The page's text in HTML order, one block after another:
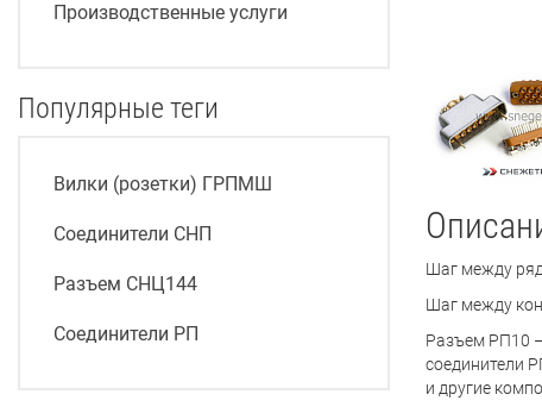
Производственные услуги
Популярные теги
Вилки (розетки) ГРПМШ
Соединители СНП
Разъем СНЦ144
Соединители РП
Шаг между
Шаг между
Разъем РП10
соединители
и другие